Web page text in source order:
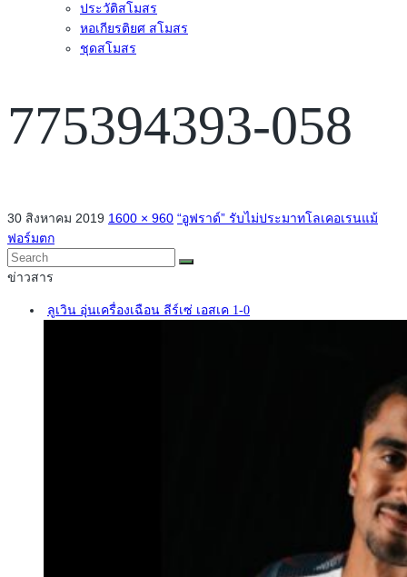
ประวัติสโมสร
หอเกียรติยศ สโมสร
ชุดสโมสร
775394393-058
30 สิงหาคม 2019 1600 × 960 “อูฟราด์” รับไม่ประมาทโลเคอเรนแม้
ฟอร์มตก
ข่าวสาร
ลูเวิน อุ่นเครื่องเฉือน ลีร์เซ่ เอสเค 1-0